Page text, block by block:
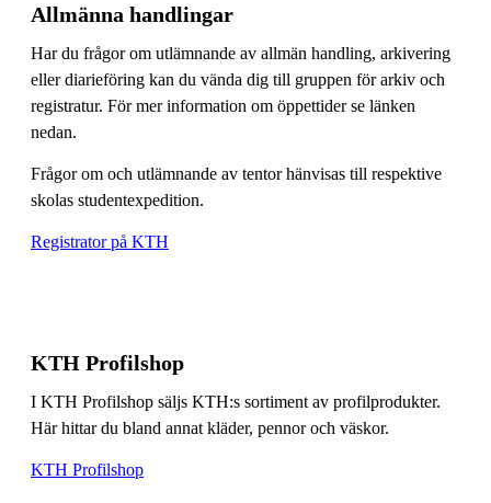
Allmänna handlingar
Har du frågor om utlämnande av allmän handling, arkivering
eller diarieföring kan du vända dig till gruppen för arkiv och
registratur. För mer information om öppettider se länken
nedan.
Frågor om och utlämnande av tentor hänvisas till respektive
skolas studentexpedition.
Registrator på KTH
KTH Profilshop
I KTH Profilshop säljs KTH:s sortiment av profilprodukter.
Här hittar du bland annat kläder, pennor och väskor.
KTH Profilshop